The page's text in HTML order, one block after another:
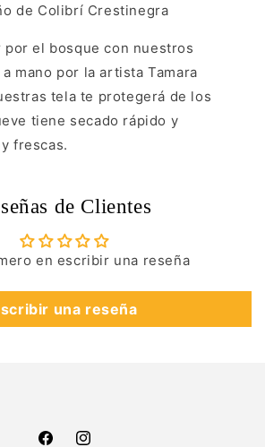
de Colibrí Crestinegra
por el bosque con nuestros
mano por la artista Tamara
tela te protegerá de los
tiene secado rápido y
frescas.
de Clientes
en escribir una reseña
una reseña